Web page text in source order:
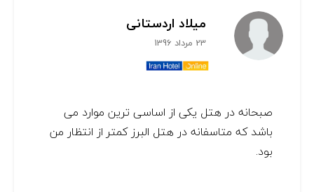
میلاد اردستانی
23 مرداد 1396
صبحانه در هتل یکی از اساسی ترین موارد می
باشد که متاسفانه در هتل البرز کمتر از انتظار من
بود.